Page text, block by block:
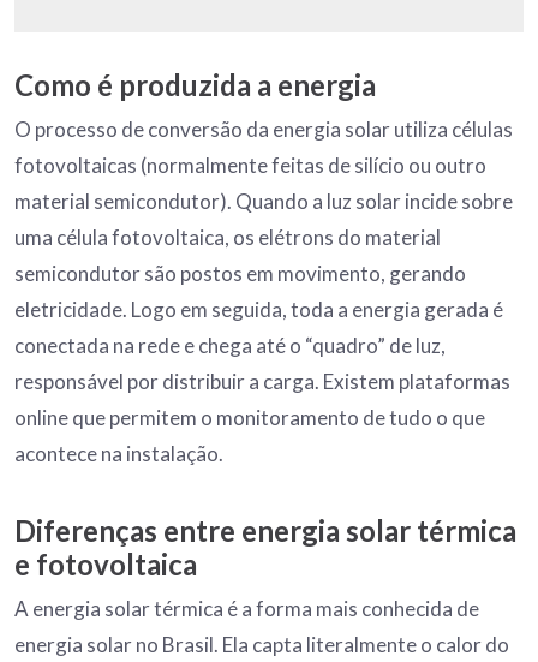
Como é produzida a energia
O processo de conversão da energia solar utiliza células
fotovoltaicas (normalmente feitas de silício ou outro
material semicondutor). Quando a luz solar incide sobre
uma célula fotovoltaica, os elétrons do material
semicondutor são postos em movimento, gerando
eletricidade. Logo em seguida, toda a energia gerada é
conectada na rede e chega até o “quadro” de luz,
responsável por distribuir a carga. Existem plataformas
online que permitem o monitoramento de tudo o que
acontece na instalação.
Diferenças entre energia solar térmica
e fotovoltaica
A energia solar térmica é a forma mais conhecida de
energia solar no Brasil. Ela capta literalmente o calor do